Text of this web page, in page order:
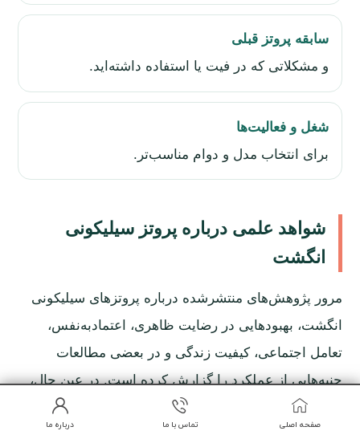
سابقه پروتز قبلی
و مشکلاتی که در فیت یا استفاده داشته‌اید.
شغل و فعالیت‌ها
برای انتخاب مدل و دوام مناسب‌تر.
شواهد علمی درباره پروتز سیلیکونی
انگشت
مرور پژوهش‌های منتشرشده درباره پروتزهای سیلیکونی
انگشت، بهبودهایی در رضایت ظاهری، اعتمادبه‌نفس،
تعامل اجتماعی، کیفیت زندگی و در بعضی مطالعات
جنبه‌هایی از عملکرد را گزارش کرده است. در عین حال،
پژوهشگران محدودبودن کیفیت و تعداد مطالعات را یادآور
صفحه اصلی تماس با ما درباره ما